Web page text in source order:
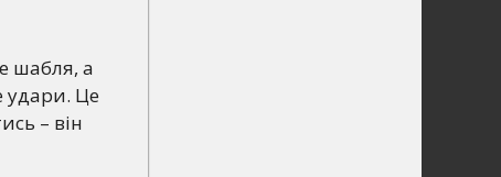
шабля, а
удари. Це
– він